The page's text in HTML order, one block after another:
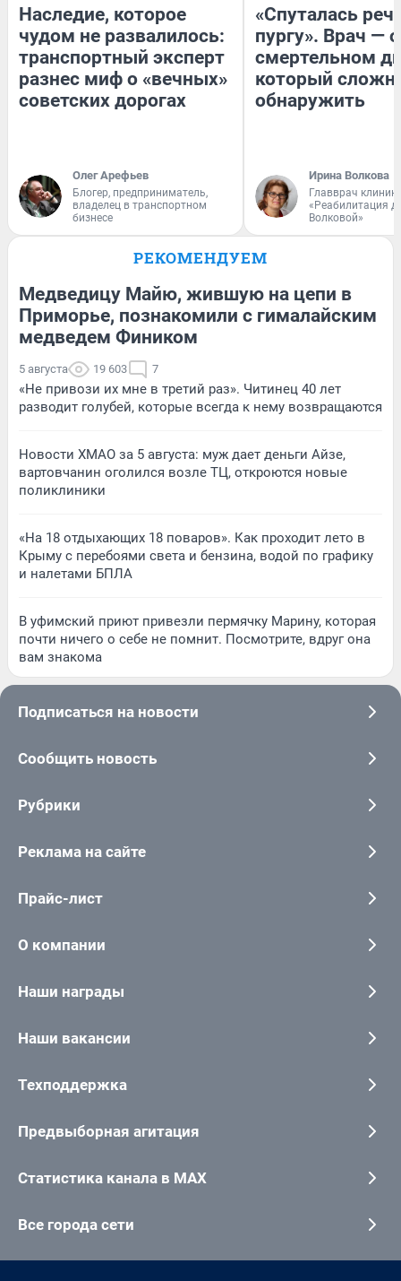
Наследие, которое
чудом не развалилось:
транспортный эксперт
разнес миф о «вечных»
советских дорогах
Олег Арефьев
Блогер, предприниматель,
владелец в транспортном
бизнесе
«Спуталась
пургу». Врач — о
смертельном
который
обнаружить
Ирина Волкова
Главврач
«Реабилитация
Волковой»
РЕКОМЕНДУЕМ
Медведицу Майю, жившую на цепи в
Приморье, познакомили с гималайским
медведем Фиником
5 августа 19 603 7
«Не привози их мне в третий раз». Читинец 40 лет
разводит голубей, которые всегда к нему возвращаются
Новости ХМАО за 5 августа: муж дает деньги Айзе,
вартовчанин оголился возле ТЦ, откроются новые
поликлиники
«На 18 отдыхающих 18 поваров». Как проходит лето в
Крыму с перебоями света и бензина, водой по графику
и налетами БПЛА
В уфимский приют привезли пермячку Марину, которая
почти ничего о себе не помнит. Посмотрите, вдруг она
вам знакома
Подписаться на новости
Сообщить новость
Рубрики
Реклама на сайте
Прайс-лист
О компании
Наши награды
Наши вакансии
Техподдержка
Предвыборная агитация
Статистика канала в MAX
Все города сети